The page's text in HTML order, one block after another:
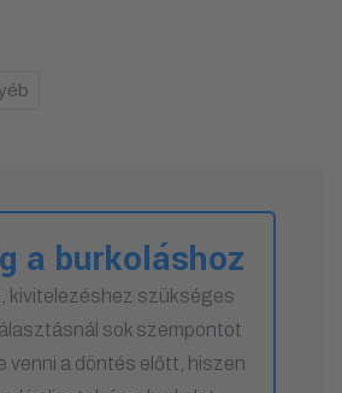
a burkoláshoz
kivitelezéshez szükséges
sok szempontot
venni a döntés előtt, hiszen